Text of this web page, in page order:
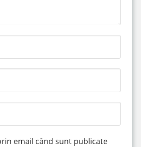
email când sunt publicate